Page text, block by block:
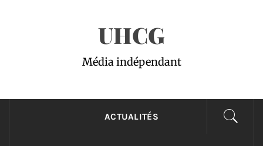
UHCG
Média indépendant
ACTUALITÉS